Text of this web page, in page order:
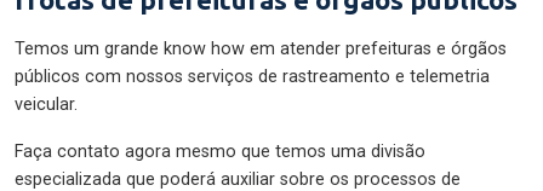
Temos um grande know how em atender prefeituras e órgãos
públicos com nossos serviços de rastreamento e telemetria
veicular.
Faça contato agora mesmo que temos uma divisão
especializada que poderá auxiliar sobre os processos de